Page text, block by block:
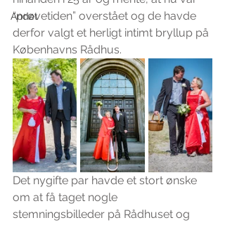
Andet
“prøvetiden” overstået og de havde
derfor valgt et herligt intimt bryllup på
Københavns Rådhus.
Det nygifte par havde et stort ønske
om at få taget nogle
stemningsbilleder på Rådhuset og